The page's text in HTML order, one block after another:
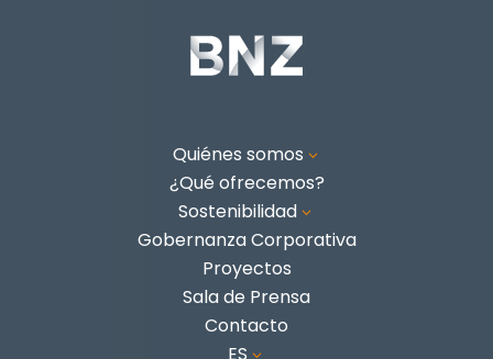
Quiénes somos 3
¿Qué ofrecemos?
Sostenibilidad 3
Gobernanza Corporativa
Proyectos
Sala de Prensa
Contacto
3